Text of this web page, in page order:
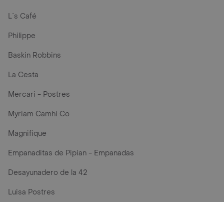
L´s Café
Philippe
Baskin Robbins
La Cesta
Mercari - Postres
Myriam Camhi Co
Magnifique
Empanaditas de Pipian - Empanadas
Desayunadero de la 42
Luisa Postres